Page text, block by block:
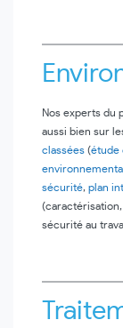
Nos experts du
aussi bien sur
classées (étude
sécurité, plan
(caractérisation,
sécurité au